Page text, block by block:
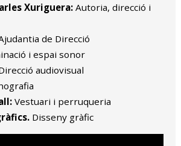
Xuriguera: Autoria, direcció i
de Direcció
i espai sonor
audiovisual
Vestuari i perruqueria
Disseny gràfic